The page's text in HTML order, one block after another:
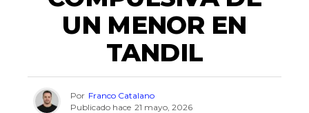
UN MENOR EN
TANDIL
Por Franco Catalano
Publicado hace 21 mayo, 2026